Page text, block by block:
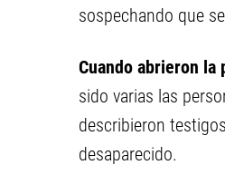
sospechando que
Cuando abrieron la
sido varias las
describieron
desaparecido.